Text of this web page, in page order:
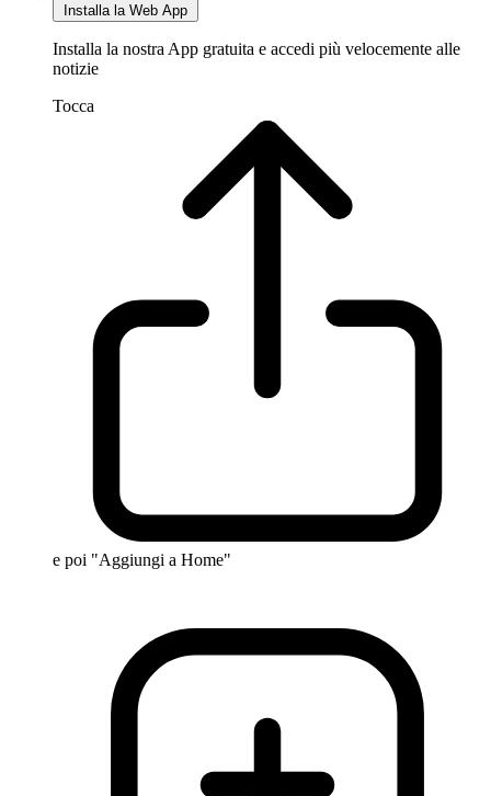
Installa la Web App
Installa la nostra App gratuita e accedi più velocemente alle
notizie
Tocca
e poi "Aggiungi a Home"